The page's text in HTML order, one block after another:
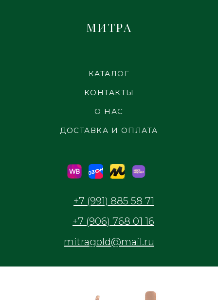
МИТРА
КАТАЛОГ
КОНТАКТЫ
О НАС
ДОСТАВКА И ОПЛАТА
+7 (991) 885 58 71
+7 (906) 768 01 16
mitragold@mail.ru